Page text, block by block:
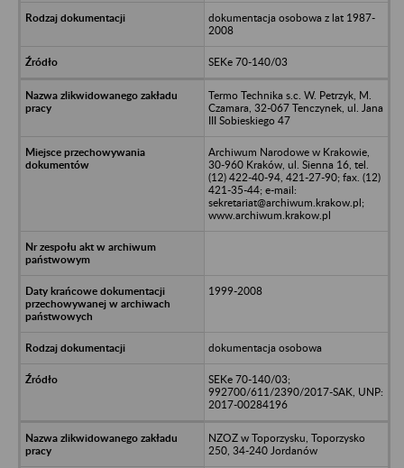
dokumentacja osobowa z lat 1987-
2008
SEKe 70-140/03
Termo Technika s.c. W. Petrzyk, M.
Czamara, 32-067 Tenczynek, ul. Jana
III Sobieskiego 47
Archiwum Narodowe w Krakowie,
30-960 Kraków, ul. Sienna 16, tel.
(12) 422-40-94, 421-27-90; fax. (12)
421-35-44; e-mail:
sekretariat@archiwum.krakow.pl;
www.archiwum.krakow.pl
1999-2008
dokumentacja osobowa
SEKe 70-140/03;
992700/611/2390/2017-SAK, UNP:
2017-00284196
NZOZ w Toporzysku, Toporzysko
250, 34-240 Jordanów